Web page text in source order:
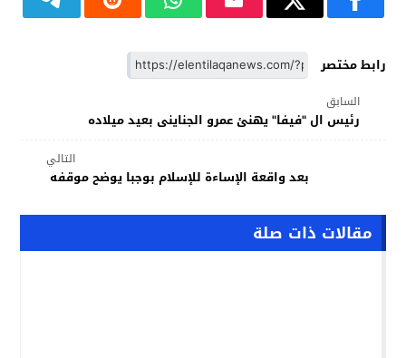
رابط مختصر
السابق
رئيس ال "فيفا" يهنئ عمرو الجناينى بعيد ميلاده
التالي
بعد واقعة الإساءة للإسلام بوجبا يوضح موقفه
مقالات ذات صلة